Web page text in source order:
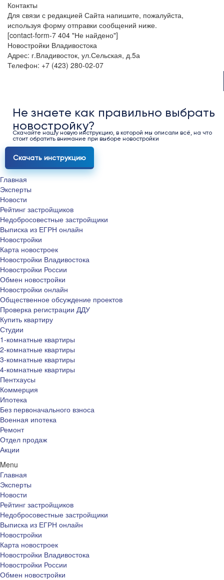
Контакты
Для связи с редакцией Сайта напишите, пожалуйста,
используя форму отправки сообщений ниже.
[contact-form-7 404 "Не найдено"]
Новостройки Владивостока
Адрес: г.Владивосток, ул.Сельская, д.5а
Телефон: +7 (423) 280-02-07
Не знаете как правильно выбрать
новостройку?
Скачайте нашу новую инструкцию, в которой мы описали всё, на что
стоит обратить внимание при выборе новостройки
Скачать инструкцию
Главная
Эксперты
Новости
Рейтинг застройщиков
Недобросовестные застройщики
Выписка из ЕГРН онлайн
Новостройки
Карта новостроек
Новостройки Владивостока
Новостройки России
Обмен новостройки
Новостройки онлайн
Общественное обсуждение проектов
Проверка регистрации ДДУ
Купить квартиру
Студии
1-комнатные квартиры
2-комнатные квартиры
3-комнатные квартиры
4-комнатные квартиры
Пентхаусы
Коммерция
Ипотека
Без первоначального взноса
Военная ипотека
Ремонт
Отдел продаж
Акции
Menu
Главная
Эксперты
Новости
Рейтинг застройщиков
Недобросовестные застройщики
Выписка из ЕГРН онлайн
Новостройки
Карта новостроек
Новостройки Владивостока
Новостройки России
Обмен новостройки